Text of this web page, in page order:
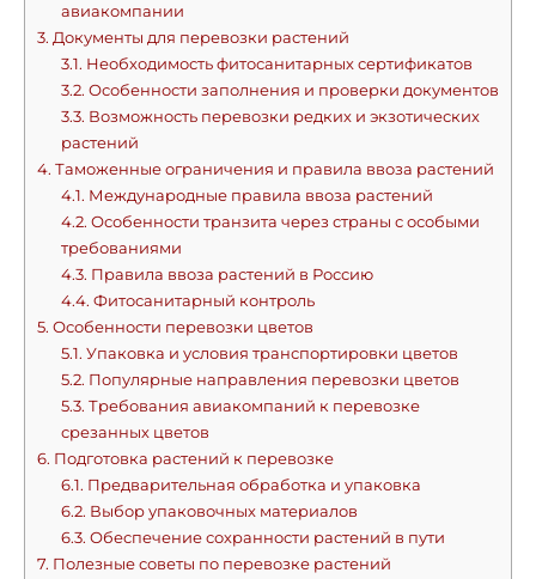
авиакомпании
3. Документы для перевозки растений
3.1. Необходимость фитосанитарных сертификатов
3.2. Особенности заполнения и проверки документов
3.3. Возможность перевозки редких и экзотических
растений
4. Таможенные ограничения и правила ввоза растений
4.1. Международные правила ввоза растений
4.2. Особенности транзита через страны с особыми
требованиями
4.3. Правила ввоза растений в Россию
4.4. Фитосанитарный контроль
5. Особенности перевозки цветов
5.1. Упаковка и условия транспортировки цветов
5.2. Популярные направления перевозки цветов
5.3. Требования авиакомпаний к перевозке
срезанных цветов
6. Подготовка растений к перевозке
6.1. Предварительная обработка и упаковка
6.2. Выбор упаковочных материалов
6.3. Обеспечение сохранности растений в пути
7. Полезные советы по перевозке растений